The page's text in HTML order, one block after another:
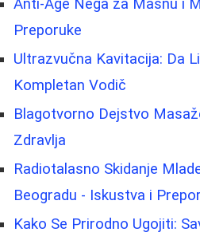
Anti-Age Nega za Masnu i
Preporuke
Ultrazvučna Kavitacija: Da
Kompletan Vodič
Blagotvorno Dejstvo
Zdravlja
Radiotalasno Skidanje
Beogradu - Iskustva i
Kako Se Prirodno Ugojiti: